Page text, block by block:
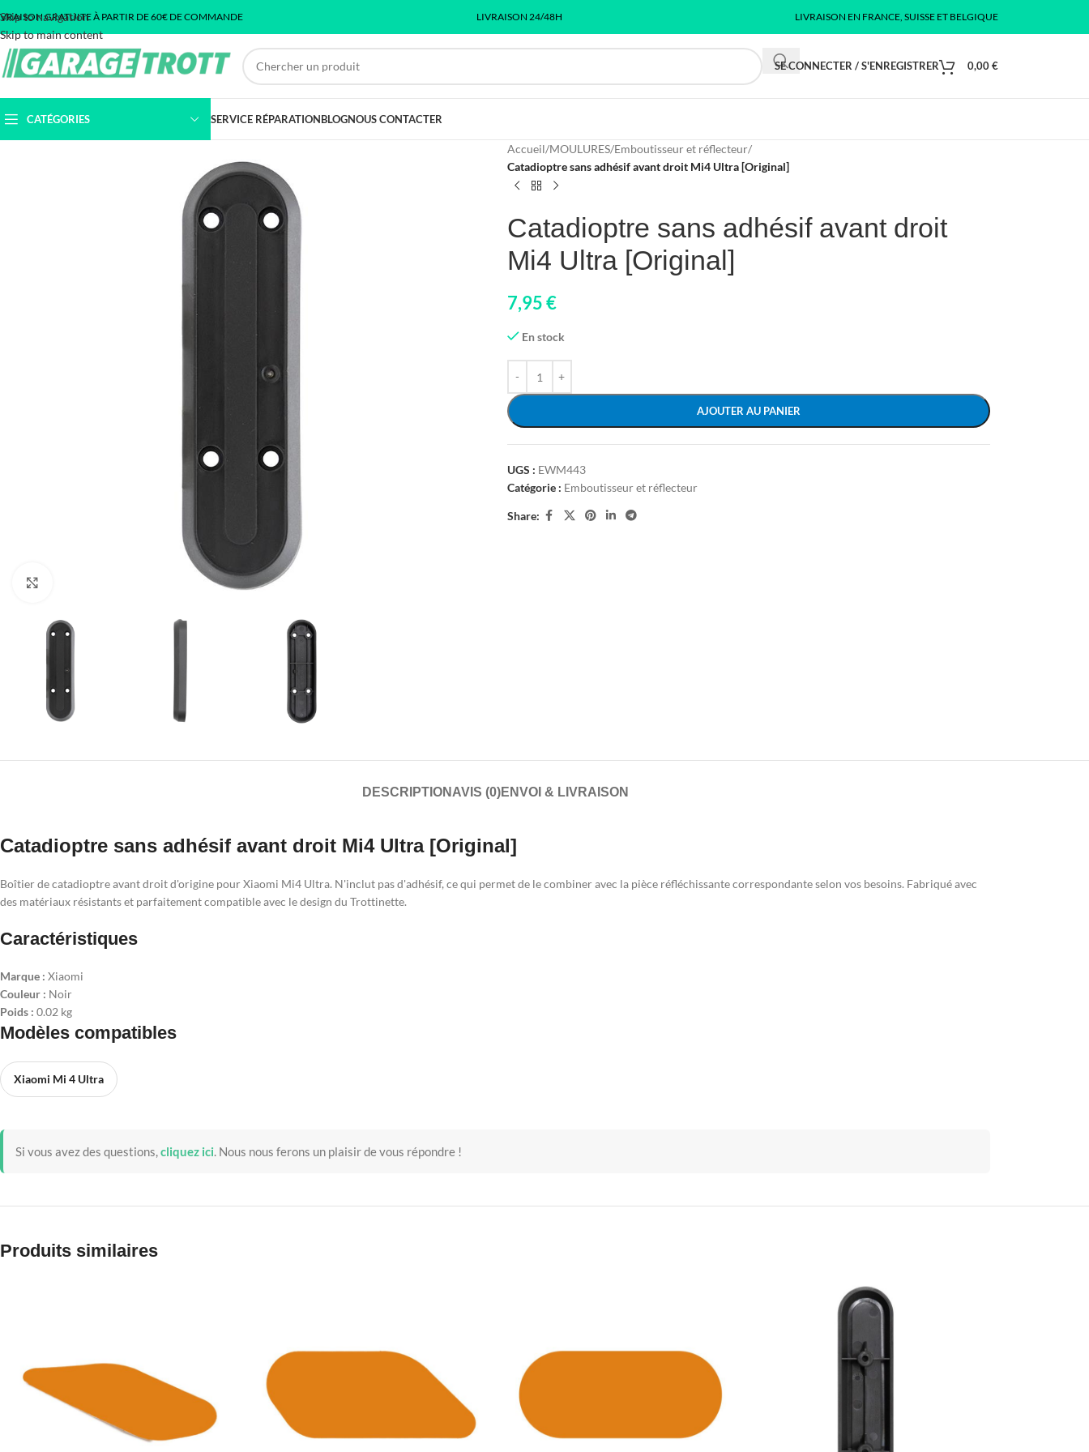
Skip to navigation
Skip to main content
GRATUITE À PARTIR DE 60€ DE COMMANDE LIVRAISON 24/48H LIVRAISON EN FRANCE, SUISSE ET BELGIQUE
SE CONNECTER / S'ENREGISTRER 0,00€
CATÉGORIES SERVICE RÉPARATIONBLOGNOUS CONTACTER
Accueil/MOULURES/Emboutisseur et réflecteur/
Catadioptre sans adhésif avant droit Mi4 Ultra [Original]
Catadioptre sans adhésif avant droit
Mi4 Ultra [Original]
7,95€
En stock
AJOUTER AU PANIER
UGS : EWM443
Catégorie : Emboutisseur et réflecteur
Share:
DESCRIPTION AVIS (0)ENVOI & LIVRAISON
Catadioptre sans adhésif avant droit Mi4 Ultra [Original]
Boîtier de catadioptre avant droit d'origine pour Xiaomi Mi4 Ultra. N'inclut pas d'adhésif, ce qui permet de le combiner avec la pièce réfléchissante correspondante selon vos besoins. Fabriqué avec
des matériaux résistants et parfaitement compatible avec le design du Trottinette.
Caractéristiques
Marque : Xiaomi
Couleur : Noir
Poids : 0.02 kg
Modèles compatibles
Xiaomi Mi 4 Ultra
Si vous avez des questions,cliquez ici. Nous nous ferons un plaisir de vous répondre !
Produits similaires